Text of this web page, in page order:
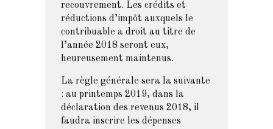
recouvrement. Les crédits et
réductions d’impôt auxquels le
contribuable a droit au titre de
l’année 2018 seront eux,
heureusement maintenus.
La règle générale sera la suivante
: au printemps 2019, dans la
déclaration des revenus 2018, il
faudra inscrire les dépenses